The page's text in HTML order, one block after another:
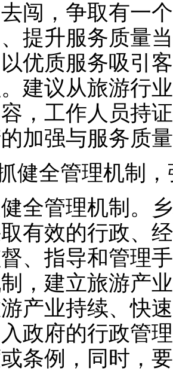
闯，争取有一
提升服务质量
优质服务吸引
建议从旅游行
，工作人员持
加强与服务质
健全管理机制，
全管理机制。
有效的行政、
、指导和管理
，建立旅游产
产业持续、快
政府的行政管
条例，同时，